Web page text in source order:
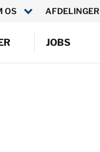
OS AFDELINGER
JOBS